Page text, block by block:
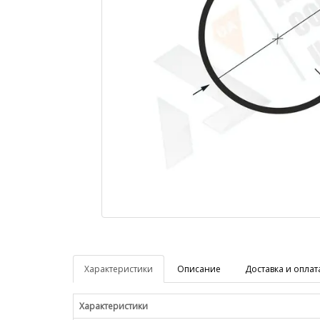
Характеристики
Описание Доставка и
Характеристики